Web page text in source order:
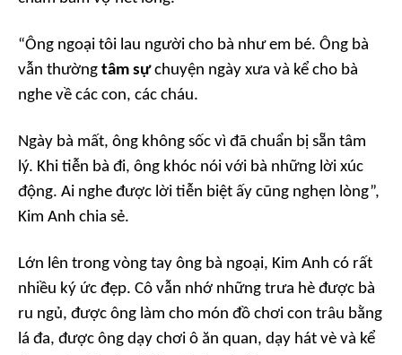
“Ông ngoại tôi lau người cho bà như em bé. Ông bà
vẫn thường tâm sựchuyện ngày xưa và kể cho bà
nghe về các con, các cháu.
Ngày bà mất, ông không sốc vì đã chuẩn bị sẵn tâm
lý. Khi tiễn bà đi, ông khóc nói với bà những lời xúc
động. Ai nghe được lời tiễn biệt ấy cũng nghẹn lòng”,
Kim Anh chia sẻ.
Lớn lên trong vòng tay ông bà ngoại, Kim Anh có rất
nhiều ký ức đẹp. Cô vẫn nhớ những trưa hè được bà
ru ngủ, được ông làm cho món đồ chơi con trâu bằng
lá đa, được ông dạy chơi ô ăn quan, dạy hát vè và kể